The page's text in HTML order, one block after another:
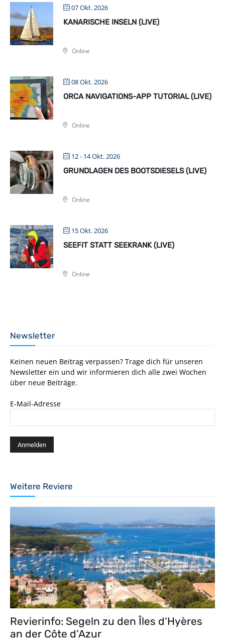
07 Okt. 2026
KANARISCHE INSELN (LIVE)
Online
08 Okt. 2026
ORCA NAVIGATIONS-APP TUTORIAL (LIVE)
Online
12 - 14 Okt. 2026
GRUNDLAGEN DES BOOTSDIESELS (LIVE)
Online
15 Okt. 2026
SEEFIT STATT SEEKRANK (LIVE)
Online
Newsletter
Keinen neuen Beitrag verpassen? Trage dich für unseren
Newsletter ein und wir informieren dich alle zwei Wochen
über neue Beiträge.
E-Mail-Adresse
Weitere Reviere
Revierinfo: Segeln zu den Îles d‘Hyères
an der Côte d‘Azur